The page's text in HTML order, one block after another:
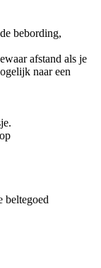
bebording,
afstand als je
naar een
beltegoed